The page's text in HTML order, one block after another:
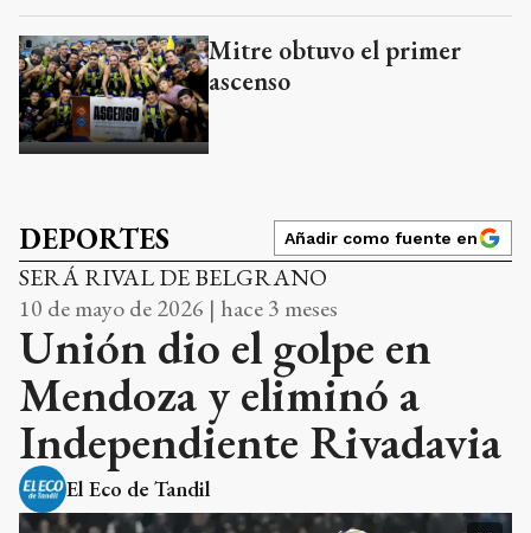
Mitre obtuvo el primer
ascenso
DEPORTES Añadir como fuente en
SERÁ RIVAL DE BELGRANO
10 de mayo de 2026 | hace 3 meses
Unión dio el golpe en
Mendoza y eliminó a
Independiente Rivadavia
El Eco de Tandil